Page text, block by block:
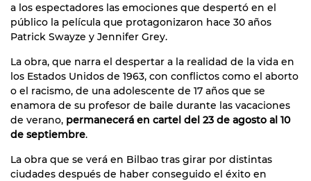
a los espectadores las emociones que despertó en el
público la película que protagonizaron hace 30 años
Patrick Swayze y Jennifer Grey.
La obra, que narra el despertar a la realidad de la vida en
los Estados Unidos de 1963, con conflictos como el aborto
o el racismo, de una adolescente de 17 años que se
enamora de su profesor de baile durante las vacaciones
de verano, permanecerá en cartel del 23 de agosto al 10
de septiembre.
La obra que se verá en Bilbao tras girar por distintas
ciudades después de haber conseguido el éxito en